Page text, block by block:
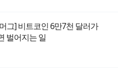
그] 비트코인 6만7천 달러가
벌어지는 일